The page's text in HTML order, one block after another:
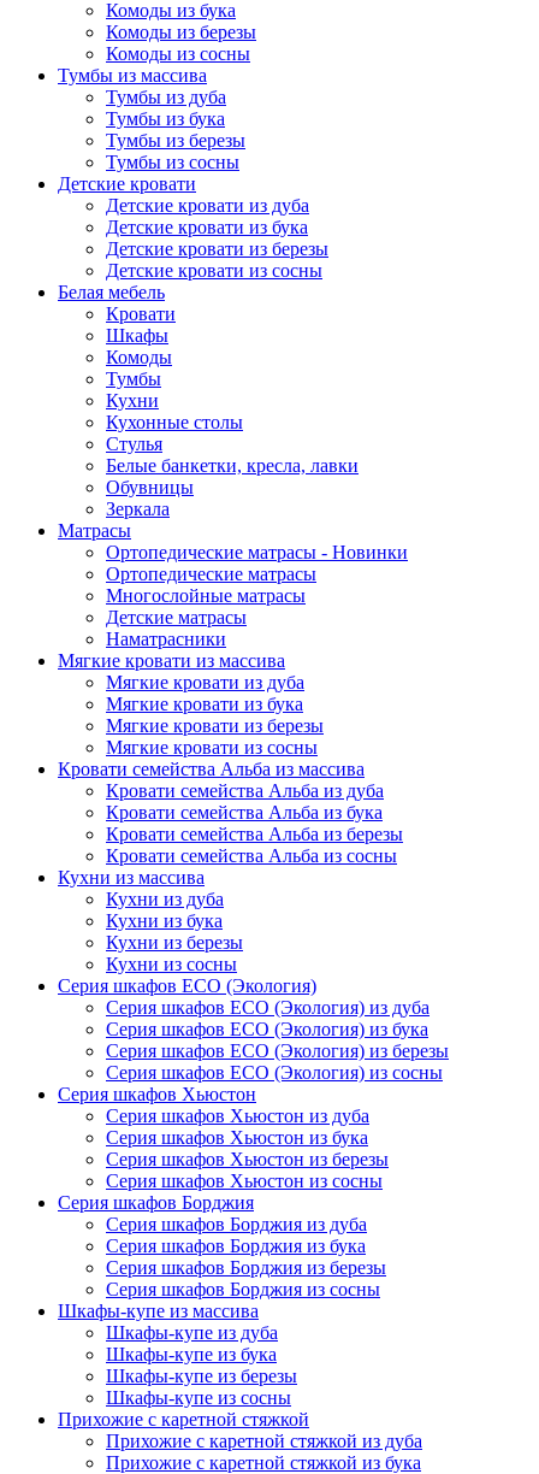
Комоды из бука
Комоды из березы
Комоды из сосны
Тумбы из массива
Тумбы из дуба
Тумбы из бука
Тумбы из березы
Тумбы из сосны
Детские кровати
Детские кровати из дуба
Детские кровати из бука
Детские кровати из березы
Детские кровати из сосны
Белая мебель
Кровати
Шкафы
Комоды
Тумбы
Кухни
Кухонные столы
Стулья
Белые банкетки, кресла, лавки
Обувницы
Зеркала
Матрасы
Ортопедические матрасы - Новинки
Ортопедические матрасы
Многослойные матрасы
Детские матрасы
Наматрасники
Мягкие кровати из массива
Мягкие кровати из дуба
Мягкие кровати из бука
Мягкие кровати из березы
Мягкие кровати из сосны
Кровати семейства Альба из массива
Кровати семейства Альба из дуба
Кровати семейства Альба из бука
Кровати семейства Альба из березы
Кровати семейства Альба из сосны
Кухни из массива
Кухни из дуба
Кухни из бука
Кухни из березы
Кухни из сосны
Серия шкафов ECO (Экология)
Серия шкафов ECO (Экология) из дуба
Серия шкафов ECO (Экология) из бука
Серия шкафов ECO (Экология) из березы
Серия шкафов ECO (Экология) из сосны
Серия шкафов Хьюстон
Серия шкафов Хьюстон из дуба
Серия шкафов Хьюстон из бука
Серия шкафов Хьюстон из березы
Серия шкафов Хьюстон из сосны
Серия шкафов Борджия
Серия шкафов Борджия из дуба
Серия шкафов Борджия из бука
Серия шкафов Борджия из березы
Серия шкафов Борджия из сосны
Шкафы-купе из массива
Шкафы-купе из дуба
Шкафы-купе из бука
Шкафы-купе из березы
Шкафы-купе из сосны
Прихожие с каретной стяжкой
Прихожие с каретной стяжкой из дуба
Прихожие с каретной стяжкой из бука